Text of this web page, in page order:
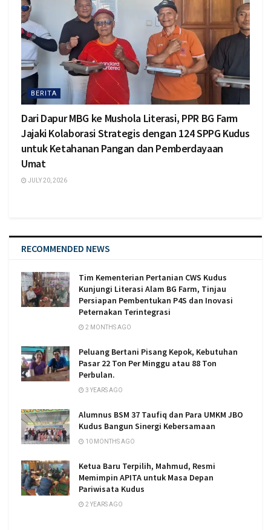
BERITA
Dari Dapur MBG ke Mushola Literasi, PPR BG Farm
Jajaki Kolaborasi Strategis dengan 124 SPPG Kudus
untuk Ketahanan Pangan dan Pemberdayaan
Umat
JULY 20, 2026
RECOMMENDED NEWS
Tim Kementerian Pertanian CWS Kudus
Kunjungi Literasi Alam BG Farm, Tinjau
Persiapan Pembentukan P4S dan Inovasi
Peternakan Terintegrasi
2 MONTHS AGO
Peluang Bertani Pisang Kepok, Kebutuhan
Pasar 22 Ton Per Minggu atau 88 Ton
Perbulan.
3 YEARS AGO
Alumnus BSM 37 Taufiq dan Para UMKM JBO
Kudus Bangun Sinergi Kebersamaan
10 MONTHS AGO
Ketua Baru Terpilih, Mahmud, Resmi
Memimpin APITA untuk Masa Depan
Pariwisata Kudus
2 YEARS AGO